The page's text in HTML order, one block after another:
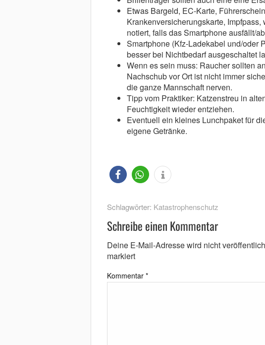
Etwas Bargeld, EC-Karte,
Krankenversicherungskarte,
notiert, falls das Smartphone ausfällt/
Smartphone (Kfz-Ladekabel und/oder
besser bei Nichtbedarf ausgeschaltet
Wenn es sein muss: Raucher sollten
Nachschub vor Ort ist nicht immer
die ganze Mannschaft nerven.
Tipp vom Praktiker: Katzenstreu in
Feuchtigkeit wieder entziehen.
Eventuell ein kleines Lunchpaket für
eigene Getränke.
Schlagwörter: Katastrophenschutz
Schreibe einen Kommentar
Deine E-Mail-Adresse wird nicht
markiert
Kommentar *